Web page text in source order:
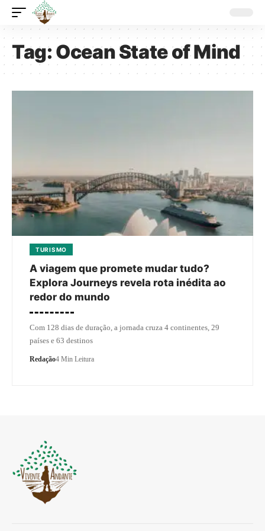
Tag:Ocean State of Mind
TURISMO
A viagem que promete mudar tudo?
Explora Journeys revela rota inédita ao
redor do mundo
Com 128 dias de duração, a jornada cruza 4 continentes, 29
países e 63 destinos
Redação4 Min Leitura